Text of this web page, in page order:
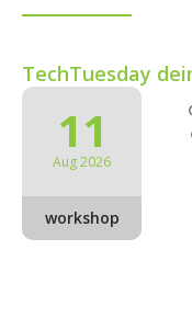
TechTuesday
11
Aug 2026
workshop